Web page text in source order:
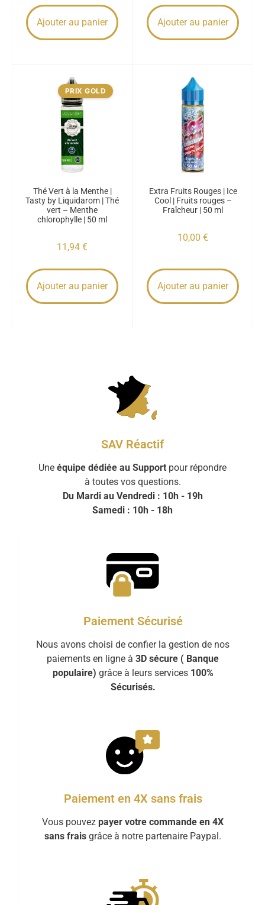
Ajouter au panier Ajouter au panier
PRIX GOLD
Thé Vert à la Menthe |
Tasty by Liquidarom | Thé
vert – Menthe
chlorophylle | 50 ml
11,94 €
Ajouter au panier
Extra Fruits Rouges | Ice
Cool | Fruits rouges –
Fraîcheur | 50 ml
10,00 €
Ajouter au panier
SAV Réactif
Une équipe dédiée au Support pour répondre
à toutes vos questions.
Du Mardi au Vendredi : 10h - 19h
Samedi : 10h - 18h
Paiement Sécurisé
Nous avons choisi de confier la gestion de nos
paiements en ligne à 3D sécure ( Banque
populaire) grâce à leurs services 100%
Sécurisés.
Paiement en 4X sans frais
Vous pouvez payer votre commande en 4X
sans frais grâce à notre partenaire Paypal.